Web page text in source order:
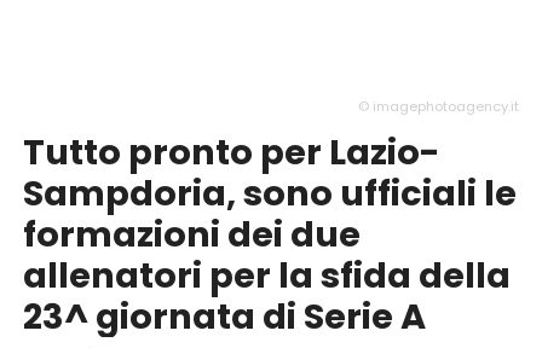
© imagephotoagency.it
Tutto pronto per Lazio-
Sampdoria, sono ufficiali le
formazioni dei due
allenatori per la sfida della
23^ giornata di Serie A